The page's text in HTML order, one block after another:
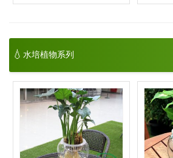
💧 水培植物系列